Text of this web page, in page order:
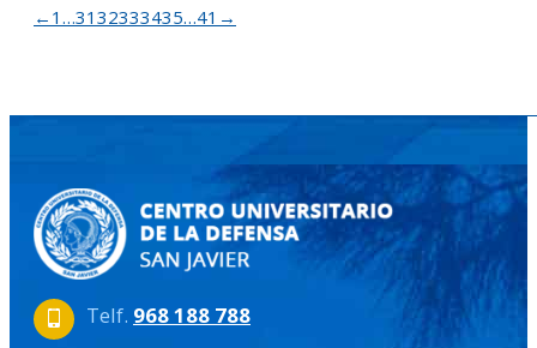
← 1 …31 32333435…41 →
Telf. 968 188 788